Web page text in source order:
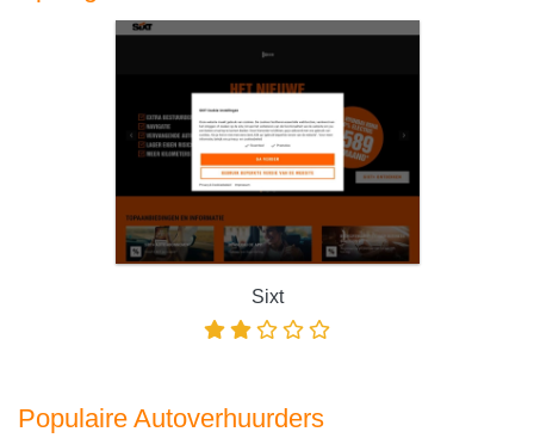
Sixt
Populaire Autoverhuurders